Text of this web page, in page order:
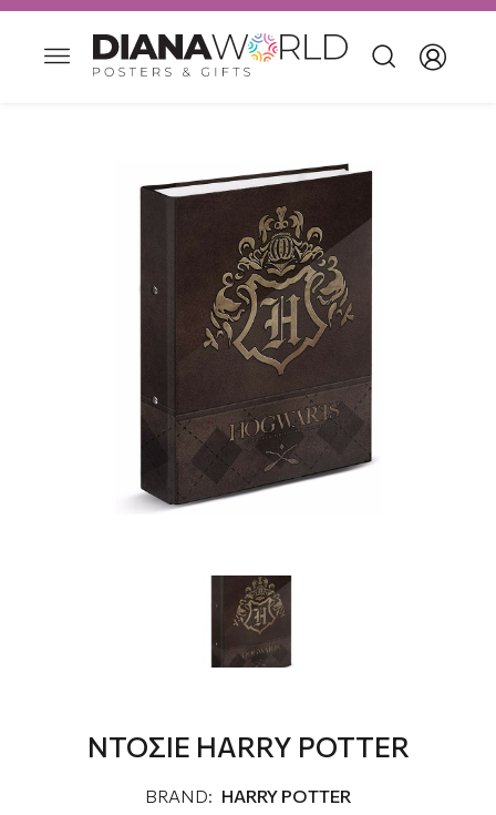
ΝΤΟΣΙΕ HARRY POTTER
BRAND: HARRY POTTER